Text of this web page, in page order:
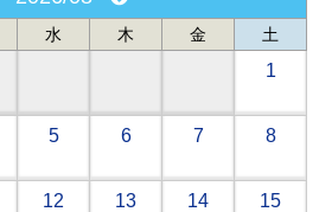
水 木 金 土
1
5 6 7 8
12 13 14 15